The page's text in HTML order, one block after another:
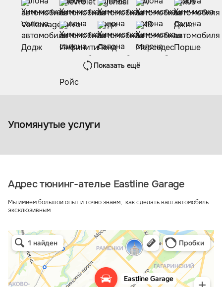
Показать ещё
Упомянутые услуги
автомобиля
Адрес тюнинг-ателье Eastline Garage
Мы имеем большой опыт и точно знаем, как сделать ваш автомобиль
эксклюзивным